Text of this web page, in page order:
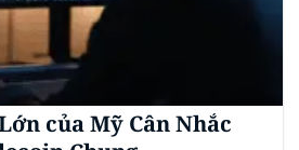
của Mỹ Cân Nhắc